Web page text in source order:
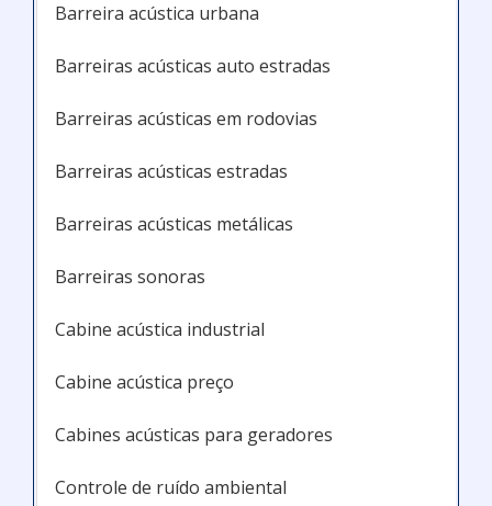
Barreira acústica urbana
Barreiras acústicas auto estradas
Barreiras acústicas em rodovias
Barreiras acústicas estradas
Barreiras acústicas metálicas
Barreiras sonoras
Cabine acústica industrial
Cabine acústica preço
Cabines acústicas para geradores
Controle de ruído ambiental